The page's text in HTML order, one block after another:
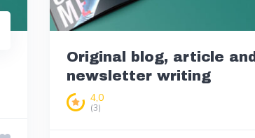
Original blog, article and
newsletter writing
4,0
(3)